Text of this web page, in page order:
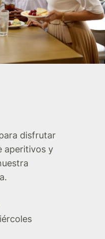
disfrutar
aperitivos y